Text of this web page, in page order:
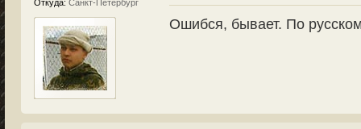
Откуда: Санкт-Петербург
Ошибся, бывает. По